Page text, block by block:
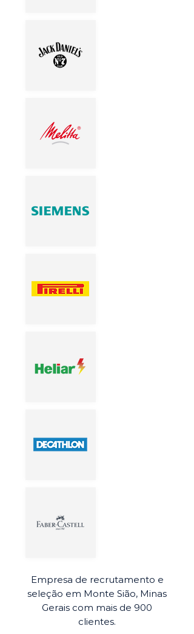
Empresa de recrutamento e
seleção em Monte Sião, Minas
Gerais com mais de 900
clientes.